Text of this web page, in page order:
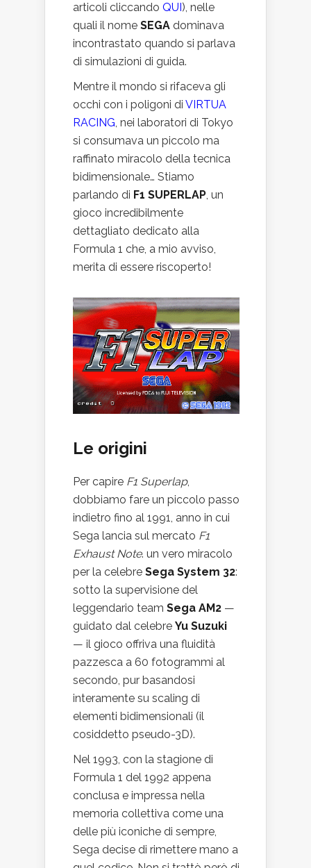
articoli cliccando QUI ), nelle
quali il nome SEGA dominava
incontrastato quando si parlava
di simulazioni di guida.
Mentre il mondo si rifaceva gli
occhi con i poligoni di VIRTUA
RACING, nei laboratori di Tokyo
si consumava un piccolo ma
raffinato miracolo della tecnica
bidimensionale… Stiamo
parlando di F1 SUPERLAP, un
gioco incredibilmente
dettagliato dedicato alla
Formula 1 che, a mio avviso,
merita di essere riscoperto!
Le origini
Per capire F1 Superlap,
dobbiamo fare un piccolo passo
indietro fino al 1991, anno in cui
Sega lancia sul mercato F1
Exhaust Note. un vero miracolo
per la celebre Sega System 32:
sotto la supervisione del
leggendario team Sega AM2 —
guidato dal celebre Yu Suzuki
— il gioco offriva una fluidità
pazzesca a 60 fotogrammi al
secondo, pur basandosi
interamente su scaling di
elementi bidimensionali (il
cosiddetto pseudo-3D).
Nel 1993, con la stagione di
Formula 1 del 1992 appena
conclusa e impressa nella
memoria collettiva come una
delle più iconiche di sempre,
Sega decise di rimettere mano a